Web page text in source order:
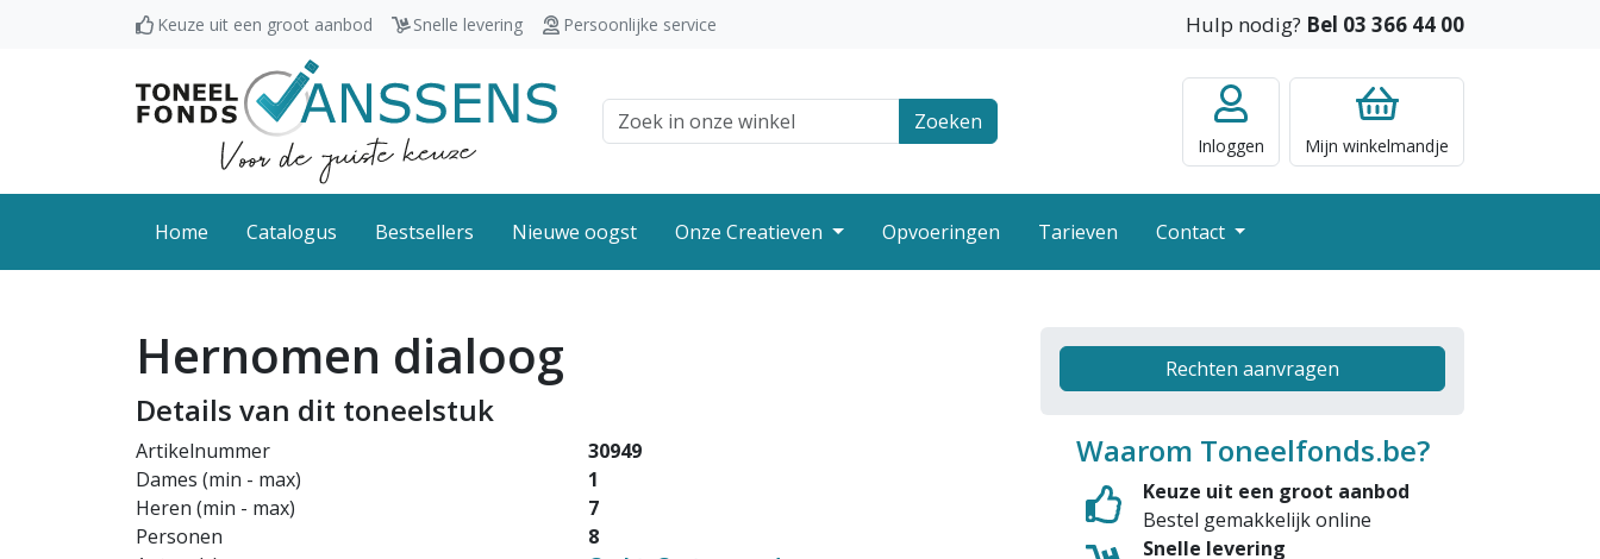
Keuze uit een groot aanbod Snelle levering Persoonlijke service Hulp nodig? Bel 03 366 44 00
Zoek veld Zoeken
Inloggen Mijn winkelmandje
Home Catalogus Bestsellers Nieuwe oogst Onze Creatieven Opvoeringen Tarieven Contact
Hernomen dialoog
Details van dit toneelstuk
Artikelnummer
30949
Dames (min - max)
1
Heren (min - max)
7
Personen
8
Rechten aanvragen
Waarom Toneelfonds.be?
Keuze uit een groot aanbod
Bestel gemakkelijk online
Snelle levering